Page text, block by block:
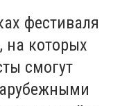
фестиваля
на которых
смогут